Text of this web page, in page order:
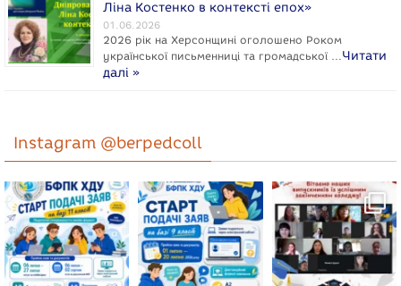
Ліна Костенко в контексті епох»
01.06.2026
2026 рік на Херсонщині оголошено Роком
укpaїнcької письменниці та громадської …Читати
далі »
Instagram @berpedcoll